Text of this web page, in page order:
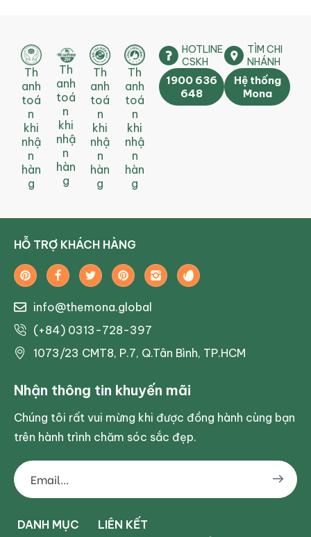
Th
anh
toá
n
khi
nhậ
n
hàn
g
Th
anh
toá
n
khi
nhậ
n
hàn
g
Th
anh
toá
n
khi
nhậ
n
hàn
g
Th
anh
toá
n
khi
nhậ
n
hàn
g
HOTLINE
CSKH
1900 636
648
TÌM CHI
NHÁNH
Hệ thống
Mona
HỖ TRỢ KHÁCH HÀNG
info@themona.global
(+84) 0313-728-397
1073/23 CMT8, P.7, Q.Tân Bình, TP.HCM
DANH MỤC LIÊN KẾT
Nhận thông tin khuyến mãi
Chúng tôi rất vui mừng khi được đồng hành cùng bạn
trên hành trình chăm sóc sắc đẹp.